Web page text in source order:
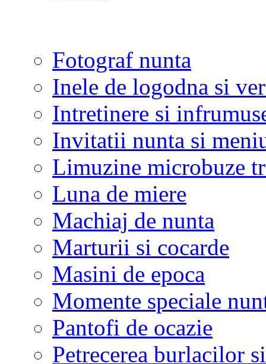
Fotograf nunta
Inele de logodna si
Intretinere si
Invitatii nunta si
Limuzine microbuze
Luna de miere
Machiaj de nunta
Marturii si cocarde
Masini de epoca
Momente speciale
Pantofi de ocazie
Petrecerea burlacilor